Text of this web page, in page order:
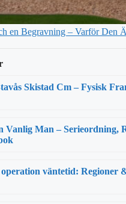
en Begravning – Varför Den
Skistad Cm – Fysisk
Vanlig Man – Serieordning,
väntetid: Regioner